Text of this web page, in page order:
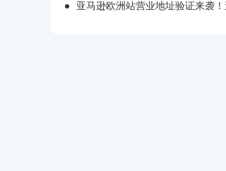
亚马逊欧洲站营业地址验证来袭